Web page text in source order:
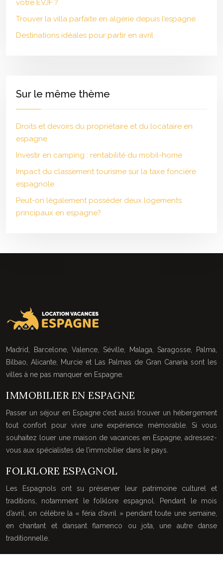
votre EVJF ?
Trouver la villa parfaite en algérie depuis l’espagne
Destinations idéales pour partir en avril
Sur le même thème
Droits et devoirs du propriétaire et du locataire en
espagne
Investir en camping : rentabilité du mobil-home
Impact du classement tourisme sur la taxe foncière
espagnole
Peut-on légalement posséder deux logements
principaux en espagne?
Madrid, Barcelone, Valence, Séville, Malaga, Saragosse, Palma,
Bilbao, Alicante, Murcie et Las Palmas de Gran Canaria sont les
villes à ne pas manquer en Espagne.
IMMOBILIER EN ESPAGNE
Passer un séjour en Espagne c’est aussi trouver un hébergement
tout confort pour vivre une expérience mémorable. Si vous
souhaitez louer une maison de vacances en Espagne, adressez-
vous aux spécialistes de l’immobilier dans le pays.
FOLKLORE ESPAGNOL
Les Espagnols ont su préserver leur patrimoine culturel et
traditions, notamment le folklore espagnol. Pendant le mois
d’avril, on célèbre la « féria d’avril » pendant toute une semaine,
en chantant et dansant flamenco ou jota, une autre danse
traditionnelle.